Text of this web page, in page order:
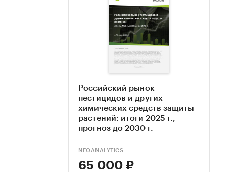
Российский рынок
пестицидов и других
химических средств защиты
растений: итоги 2025 г.,
прогноз до 2030 г.
NEOANALYTICS
65 000 ₽